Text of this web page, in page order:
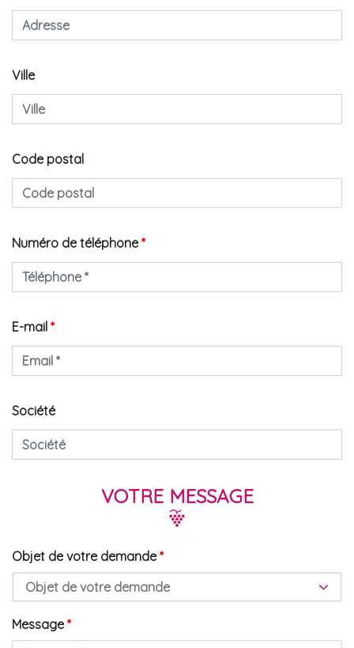
Ville
Code postal
Numéro de téléphone*
E-mail *
Société
VOTRE MESSAGE
Objet de votre demande*
Objet de votre demande
Message*